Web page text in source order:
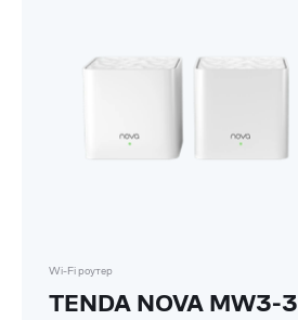
Wi-Fi роутер
TENDA NOVA MW3-3